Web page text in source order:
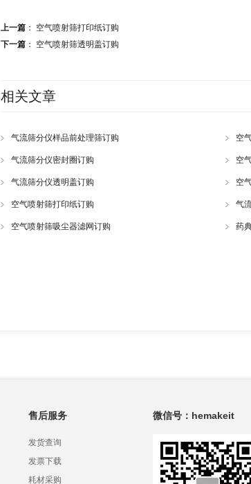
上一篇 ： 空气喷射筛打印纸订购
下一篇 ： 空气喷射筛透明盖订购
相关文章
气流筛分仪样品前处理筛订购 空
气流筛分仪密封圈订购 空
气流筛分仪透明盖订购 空
空气喷射筛打印纸订购 气
空气喷射筛吸尘器滤网订购 药
售后服务
发货查询
发票下载
耗材采购
微信号：hemakeit